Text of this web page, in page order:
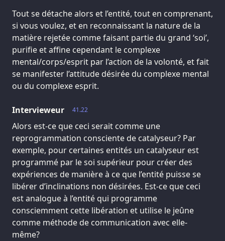
Tout se détache alors et l’entité, tout en comprenant,
si vous voulez, et en reconnaissant la nature de la
matière rejetée comme faisant partie du grand ‘soi’,
purifie et affine cependant le complexe
mental/corps/esprit par l’action de la volonté, et fait
se manifester l’attitude désirée du complexe mental
ou du complexe esprit.
41.22
Intervieweur
Alors est-ce que ceci serait comme une
reprogrammation consciente de catalyseur? Par
exemple, pour certaines entités un catalyseur est
programmé par le soi supérieur pour créer des
expériences de manière à ce que l’entité puisse se
libérer d’inclinations non désirées. Est-ce que ceci
est analogue à l’entité qui programme
consciemment cette libération et utilise le jeûne
comme méthode de communication avec elle-
même?